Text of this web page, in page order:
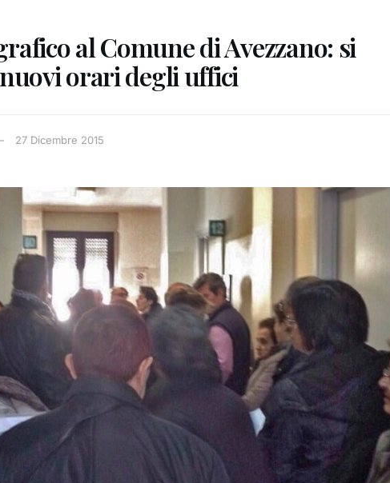
al Comune di Avezzano: si
orari degli uffici
27 Dicembre 2015